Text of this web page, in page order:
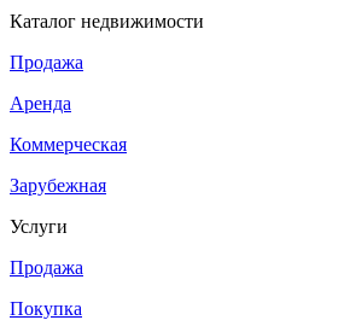
Каталог недвижимости
Продажа
Аренда
Коммерческая
Зарубежная
Услуги
Продажа
Покупка